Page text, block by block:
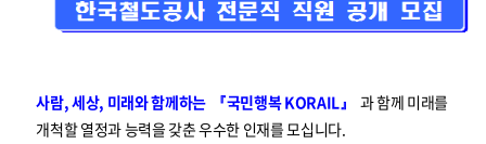
사람, 세상, 미래와 함께하는 『국민행복 KORAIL』
과 함께 미래를
개척할 열정과 능력을 갖춘 우수한 인재를 모십니다.